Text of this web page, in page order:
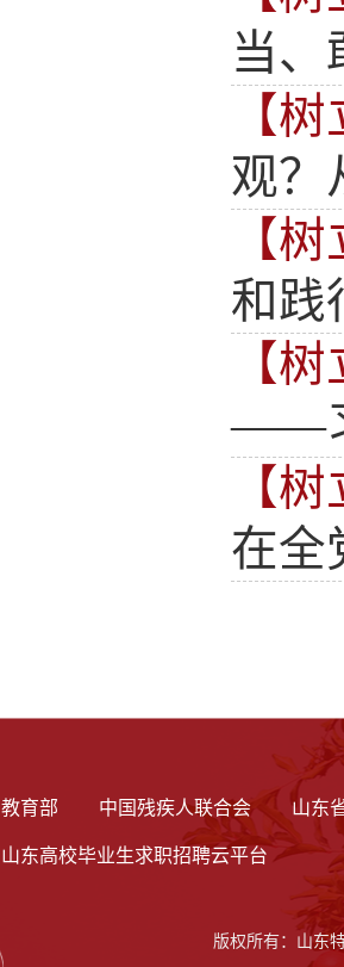
当、
【
观？
【
和践
【
——
【
在全
教育部 中国残疾人联合会 山东
山东高校毕业生求职招聘云平台
版权所有：山